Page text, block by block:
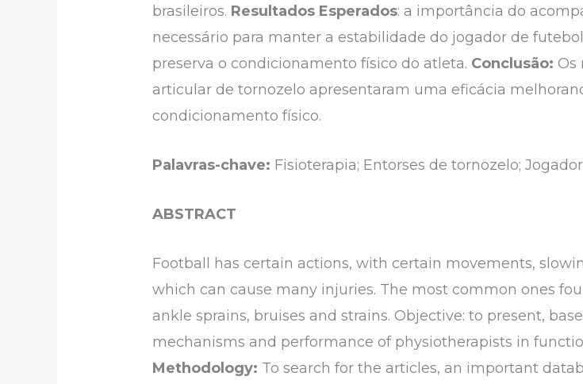
brasileiros. Resultados Esperados: a importância do
necessário para manter a estabilidade do jogador de
preserva o condicionamento físico do atleta. Conclusão: Os
articular de tornozelo apresentaram uma eficácia
condicionamento físico.
Palavras-chave: Fisioterapia; Entorses de tornozelo;
ABSTRACT
Football has certain actions, with certain movements,
which can cause many injuries. The most common ones
ankle sprains, bruises and strains. Objective: to present,
mechanisms and performance of physiotherapists in
Methodology: To search for the articles, an important